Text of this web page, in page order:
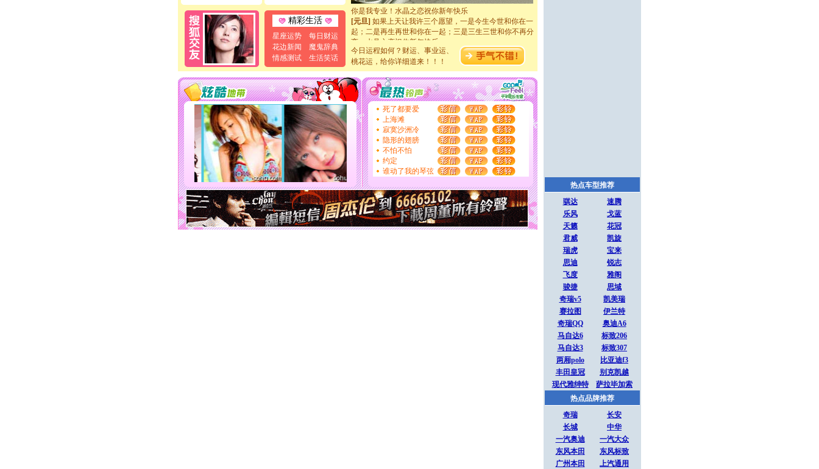
精彩生活
星座运势
每日财运
花边新闻
魔鬼辞典
情感测试
生活笑话
你是我专业！水晶之恋祝你新年快乐
[元旦]如果上天让我许三个愿望，一是今生今世和你在一
起；二是再生再世和你在一起；三是三生三世和你不再分
离。水晶之恋祝你新年快乐
[元旦]当我狠下心扭头离去那一刻，你在我身后无助地哭
泣，这痛楚让我明白我多么爱你。我转身抱住你：这猪不
卖了。水晶之恋祝你新年快乐。
[春节]风柔雨润好月圆，半岛铁盒伴身边，每日尽显开心
颜！冬去春来似水如烟，劳碌人生需尽欢！听一曲轻歌，
道一声平安！新年吉祥万事如愿
[春节]
传说薰衣草有四片叶子：第一片叶子是信仰，第二
片叶子是希望，第三片叶子是爱情，第四片叶子是幸运。
送你一棵薰衣草，愿你新年快乐！
[圣诞节]圣诞节到了，想想没什么送给你的，又不打算给
你太多，只有给你五千万：千万快乐！千万要健康！千万
要平安！千万要知足！千万不要忘记我！
[圣诞节]不只这样的日子才会想起你,而是这样的日子才
能正大光明地骚扰你,告诉你,圣诞要快乐!新年要快乐!天
天都要快乐噢!
[圣诞节]奉上一颗祝福的心,在这个特别的日子里,愿幸福,
如意,快乐,鲜花,一切美好的祝愿与你同在.圣诞快乐!
[元旦]看到你我会触电；看不到你我要充电；没有你我会
今日运程如何？财运、事业运、
桃花运，给你详细道来！！！
死了都要爱
上海滩
寂寞沙洲冷
隐形的翅膀
不怕不怕
约定
谁动了我的琴弦
热点车型推荐
骐达
速腾
乐风
戈蓝
天籁
花冠
君威
凯旋
瑞虎
宝来
思迪
锐志
飞度
雅阁
骏捷
思域
奇瑞v5
凯美瑞
赛拉图
伊兰特
奇瑞QQ
奥迪A6
马自达6
标致206
马自达3
标致307
两厢polo
比亚迪f3
丰田皇冠
别克凯越
现代雅绅特
萨拉毕加索
热点品牌推荐
奇瑞
长安
长城
中华
一汽奥迪
一汽大众
东风本田
东风标致
广州本田
上汽通用